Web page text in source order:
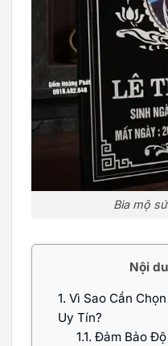
Bia mộ
Nội
1. Vì Sao Cần
Uy Tín?
1.1. Đảm Bảo